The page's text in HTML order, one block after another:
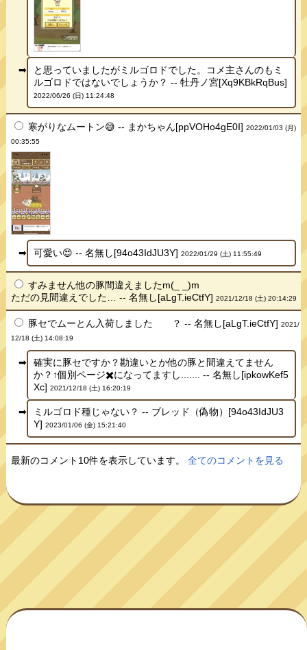
と思っていましたがミルゴロドでした。コメ主さんのもミ
ルゴロドではないでしょうか？ -- 牡丹ノ宮[Xq9KBkRqBus]
2022/06/26 (日) 11:24:48
寒がりなムートン😅 -- まかちゃん[ppVOHo4gE0I]2022/01/03 (月)
00:35:55
可愛い😍 -- 名無し[94o43IdJU3Y] 2022/01/29 (土) 11:55:49
すみません他の豚間違えましたm(_ _)m
ただの見間違えでした… -- 名無し[aLgT.ieCtfY]2021/12/18 (土) 20:14:29
豚セでムーとん入荷しました ？ -- 名無し[aLgT.ieCtfY]2021/
12/18 (土) 14:08:19
確実に豚セですか？勘違いとか他の豚と間違えてません
か？↑個別ページ✖️になってますし....... -- 名無し[ipkowKef5
Xc] 2021/12/18 (土) 16:20:19
ミルゴロド種じゃない？ -- ブレッド（偽物）[94o43IdJU3
Y] 2023/01/06 (金) 15:21:40
最新のコメント10件を表示しています。全てのコメントを見る